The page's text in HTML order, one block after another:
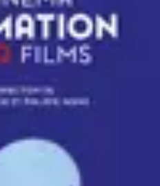
Exploration
Îles et régions